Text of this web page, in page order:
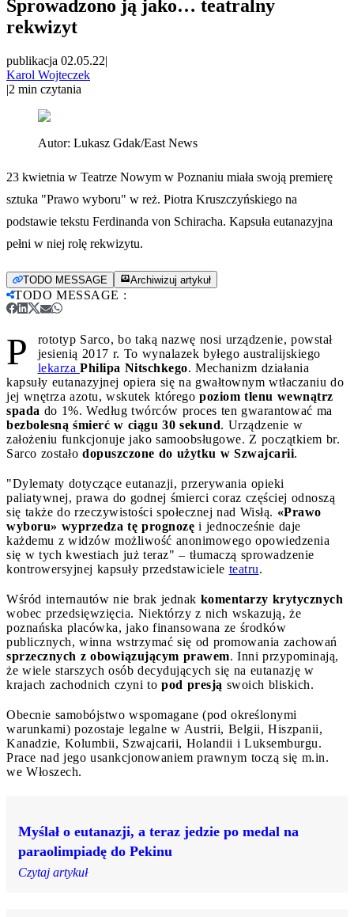
Sprowadzono ją jako… teatralny
rekwizyt
publikacja 02.05.22|
Karol Wojteczek
|2 min czytania
Autor: Lukasz Gdak/East News
23 kwietnia w Teatrze Nowym w Poznaniu miała swoją premierę
sztuka "Prawo wyboru" w reż. Piotra Kruszczyńskiego na
podstawie tekstu Ferdinanda von Schiracha. Kapsuła eutanazyjna
pełni w niej rolę rekwizytu.
TODO MESSAGE Archiwizuj artykuł
TODO MESSAGE :
P
rototyp Sarco, bo taką nazwę nosi urządzenie, powstał
jesienią 2017 r. To wynalazek byłego australijskiego
lekarza Philipa Nitschkego. Mechanizm działania
kapsuły eutanazyjnej opiera się na gwałtownym wtłaczaniu do
jej wnętrza azotu, wskutek którego poziom tlenu wewnątrz
spada do 1%. Według twórców proces ten gwarantować ma
bezbolesną śmierć w ciągu 30 sekund. Urządzenie w
założeniu funkcjonuje jako samoobsługowe. Z początkiem br.
Sarco zostało dopuszczone do użytku w Szwajcarii.
"Dylematy dotyczące eutanazji, przerywania opieki
paliatywnej, prawa do godnej śmierci coraz częściej odnoszą
się także do rzeczywistości społecznej nad Wisłą. «Prawo
wyboru» wyprzedza tę prognozę i jednocześnie daje
każdemu z widzów możliwość anonimowego opowiedzenia
się w tych kwestiach już teraz" – tłumaczą sprowadzenie
kontrowersyjnej kapsuły przedstawiciele teatru.
Wśród internautów nie brak jednak komentarzy krytycznych
wobec przedsięwzięcia. Niektórzy z nich wskazują, że
poznańska placówka, jako finansowana ze środków
publicznych, winna wstrzymać się od promowania zachowań
sprzecznych z obowiązującym prawem. Inni przypominają,
że wiele starszych osób decydujących się na eutanazję w
krajach zachodnich czyni to pod presją swoich bliskich.
Obecnie samobójstwo wspomagane (pod określonymi
warunkami) pozostaje legalne w Austrii, Belgii, Hiszpanii,
Kanadzie, Kolumbii, Szwajcarii, Holandii i Luksemburgu.
Prace nad jego usankcjonowaniem prawnym toczą się m.in.
we Włoszech.
Myślał o eutanazji, a teraz jedzie po medal na
paraolimpiadę do Pekinu
Czytaj artykuł